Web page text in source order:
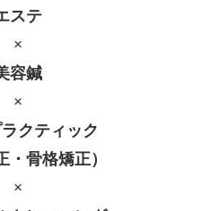
ステ
×
容鍼
×
クティック
・骨格矯正）
×